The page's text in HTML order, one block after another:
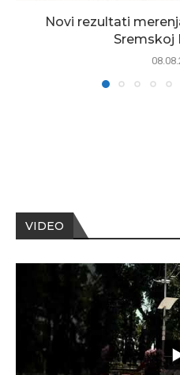
Novi rezultati
Sremskoj
VIDEO